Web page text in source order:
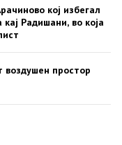
кој избегал
Радишани, во која
воздушен простор